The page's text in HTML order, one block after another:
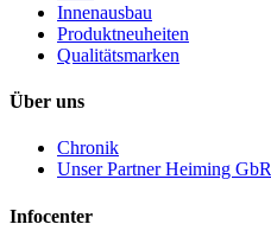
Innenausbau
Produktneuheiten
Qualitätsmarken
Über uns
Chronik
Unser Partner Heiming GbR
Infocenter